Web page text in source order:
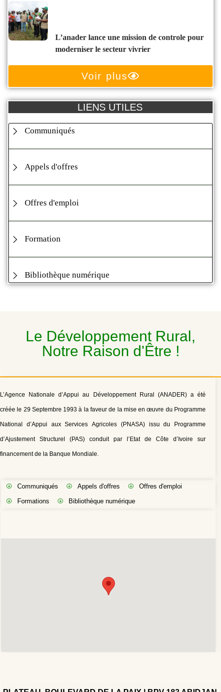
l’anader lance une mission de controle pour
moderniser le secteur vivrier
Voir plus
LIENS UTILES
Communiqués
Appels d'offres
Offres d'emploi
Formation
Bibliothèque numérique
Le Développement Rural,
Notre Raison d'Être !
L’Agence Nationale d’Appui au Développement Rural (ANADER) a été
créée le 29 Septembre 1993 à la faveur de la mise en œuvre du Programme
National d’Appui aux Services Agricoles (PNASA) issu du Programme
d’Ajustement Structurel (PAS) conduit par l’Etat de Côte d’Ivoire sur
financement de la Banque Mondiale.
Communiqués Appels d'offres
Offres d'emploi
Formations
Bibliothèque numérique